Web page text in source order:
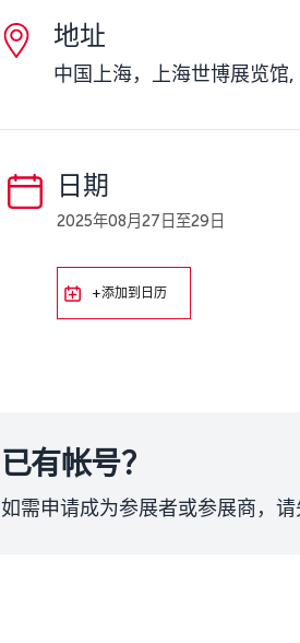
地址
中国上海，上海世博展览馆,
日期
2025年08月27日至29日
+添加到日历
已有帐号？
如需申请成为参展者或参展商，请